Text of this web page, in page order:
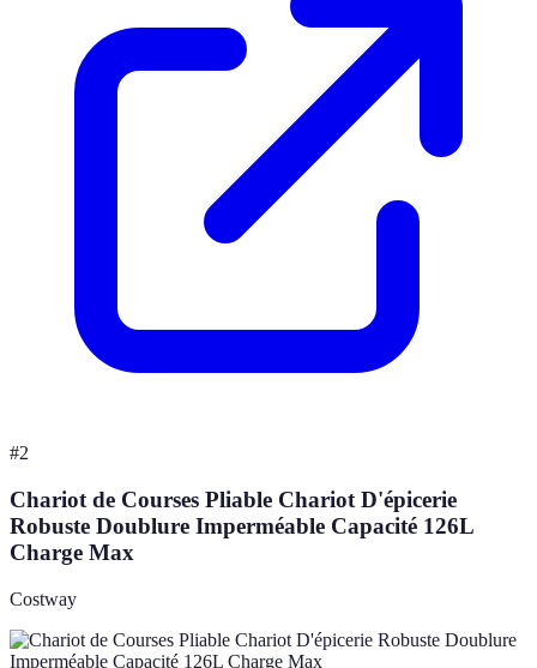
#2
Chariot de Courses Pliable Chariot D'épicerie
Robuste Doublure Imperméable Capacité 126L
Charge Max
Costway